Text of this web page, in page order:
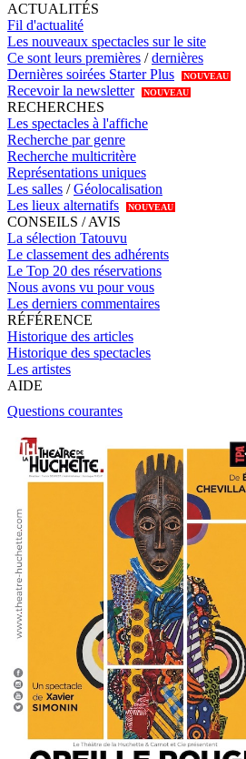
ACTUALITÉS
Fil d'actualité
Les nouveaux spectacles sur le site
Ce sont leurs premières /dernières
Dernières soirées Starter Plus
NOUVEAU
Recevoir la newsletter NOUVEAU
RECHERCHES
Les spectacles à l'affiche
Recherche par genre
Recherche multicritère
Représentations uniques
Les salles /Géolocalisation
Les lieux alternatifs
NOUVEAU
CONSEILS / AVIS
La sélection Tatouvu
Le classement des adhérents
Le Top 20 des réservations
Nous avons vu pour vous
Les derniers commentaires
RÉFÉRENCE
Historique des articles
Historique des spectacles
Les artistes
AIDE
Questions courantes